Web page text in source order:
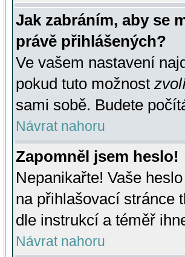
Jak zabráním, aby se
právě přihlášených?
Ve vašem nastavení
pokud tuto možnost
sami sobě. Budete
Návrat nahoru
Zapomněl jsem heslo!
Nepanikařte! Vaše
na přihlašovací stránce
dle instrukcí a téměř
Návrat nahoru